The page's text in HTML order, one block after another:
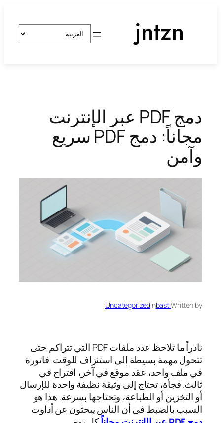
اختر
لغة
دمج PDF عبر الإنترنت
مجاناً: دمج PDF سريع
وآمن
Written by
basti
in
Uncategorized
نادراً ما تلاحظ عدد ملفات PDF التي تتراكم حتى
تتحول مهمة بسيطة إلى استنزاف للوقت. فاتورة
في ملف واحد، عقد موقع في آخر، اقتراح في
ثالث. فجأة، تحتاج إلى وثيقة نظيفة واحدة للإرسال
أو التخزين أو الطباعة، وتحتاجها بسرعة. هذا هو
السبب بالضبط في أن الناس يبحثون عن أداوت